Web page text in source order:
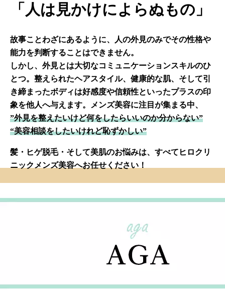
「人は見かけによらぬもの」
故事ことわざにあるように、人の外見のみでその性格や
能力を判断することはできません。
しかし、外見とは大切なコミュニケーションスキルのひ
とつ。整えられたヘアスタイル、健康的な肌、そして引
き締まったボディは好感度や信頼性といったプラスの印
象を他人へ与えます。メンズ美容に注目が集まる中、
”外見を整えたいけど何をしたらいいのか分からない”
“美容相談をしたいけれど恥ずかしい”
髪・ヒゲ脱毛・そして美肌のお悩みは、すべてヒロクリ
ニックメンズ美容へお任せください！
豊かな髪、毛穴やニキビの少ない肌…外見磨きは内なる
あなたの自信向上をサポートします！